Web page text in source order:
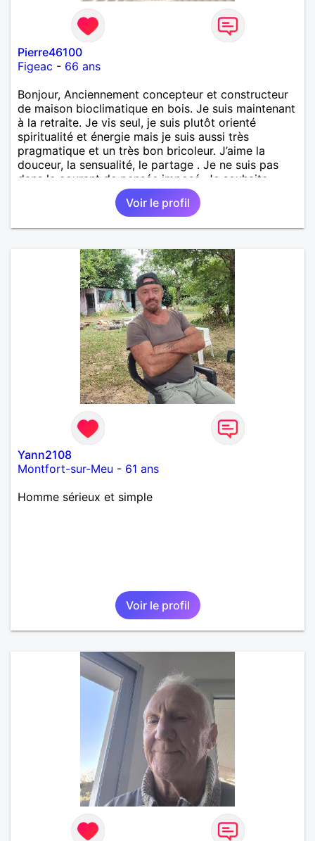
Pierre46100
Figeac - 66 ans
Bonjour, Anciennement concepteur et constructeur
de maison bioclimatique en bois. Je suis maintenant
à la retraite. Je vis seul, je suis plutôt orienté
spiritualité et énergie mais je suis aussi très
pragmatique et un très bon bricoleur. J’aime la
douceur, la sensualité, le partage . Je ne suis pas
dans le courant de pensée imposé. Je souhaite
rencontrer une personne pour partager,
expérimenté, découvrir ensemble et se soutenir
mutuellement pour devenir le meilleur de soi-même
mais je compte m'installer à nouveau à l'ile de la
Réunion avant la fin 2026. Pierre
Voir le profil
Yann2108
Montfort-sur-Meu - 61 ans
Homme sérieux et simple
Voir le profil